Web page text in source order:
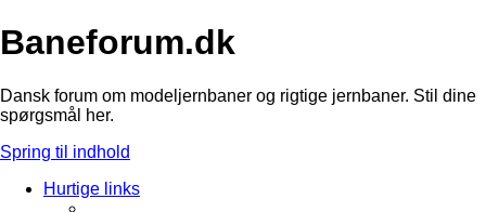
Baneforum.dk
Dansk forum om modeljernbaner og rigtige jernbaner. Stil dine
spørgsmål her.
Spring til indhold
Hurtige links